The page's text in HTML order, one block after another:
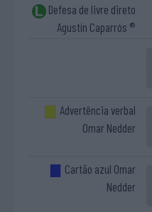
Defesa de livre direto
Agustín Caparrós ®
Advertência verbal
Omar Nedder
Cartão azul Omar
Nedder